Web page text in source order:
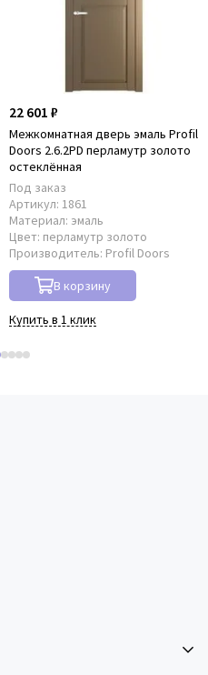
22 601 ₽
Межкомнатная дверь эмаль Profil
Doors 2.6.2PD перламутр золото
остеклённая
Под заказ
Артикул: 1861
Материал: эмаль
Цвет: перламутр золото
Производитель: Profil Doors
В корзину
Купить в 1 клик